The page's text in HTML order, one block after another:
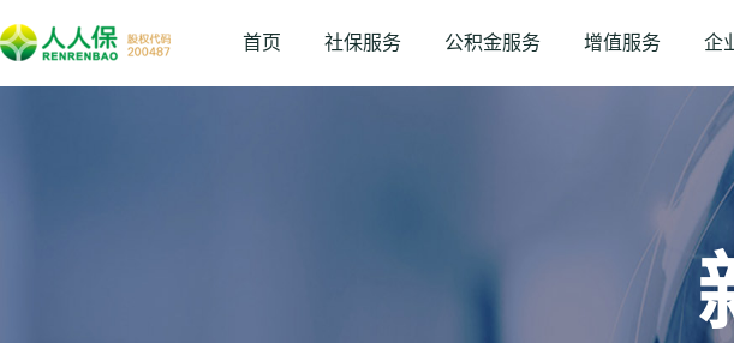
首页 社保服务 公积金服务 增值服务 企